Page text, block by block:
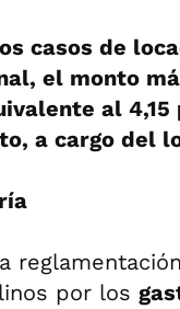
casos de
el monto
al
a cargo del
por los